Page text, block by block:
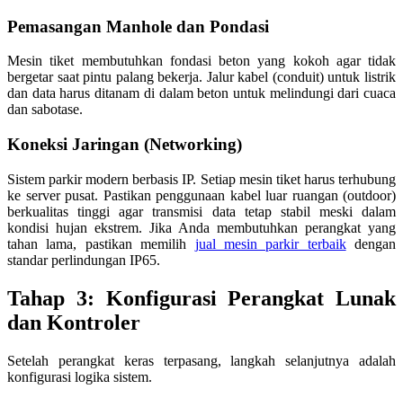
Pemasangan Manhole dan Pondasi
Mesin tiket membutuhkan fondasi beton yang kokoh agar tidak
bergetar saat pintu palang bekerja. Jalur kabel (conduit) untuk listrik
dan data harus ditanam di dalam beton untuk melindungi dari cuaca
dan sabotase.
Koneksi Jaringan (Networking)
Sistem parkir modern berbasis IP. Setiap mesin tiket harus terhubung
ke server pusat. Pastikan penggunaan kabel luar ruangan (outdoor)
berkualitas tinggi agar transmisi data tetap stabil meski dalam
kondisi hujan ekstrem. Jika Anda membutuhkan perangkat yang
tahan lama, pastikan memilih jual mesin parkir terbaikdengan
standar perlindungan IP65.
Tahap 3: Konfigurasi Perangkat Lunak
dan Kontroler
Setelah perangkat keras terpasang, langkah selanjutnya adalah
konfigurasi logika sistem.